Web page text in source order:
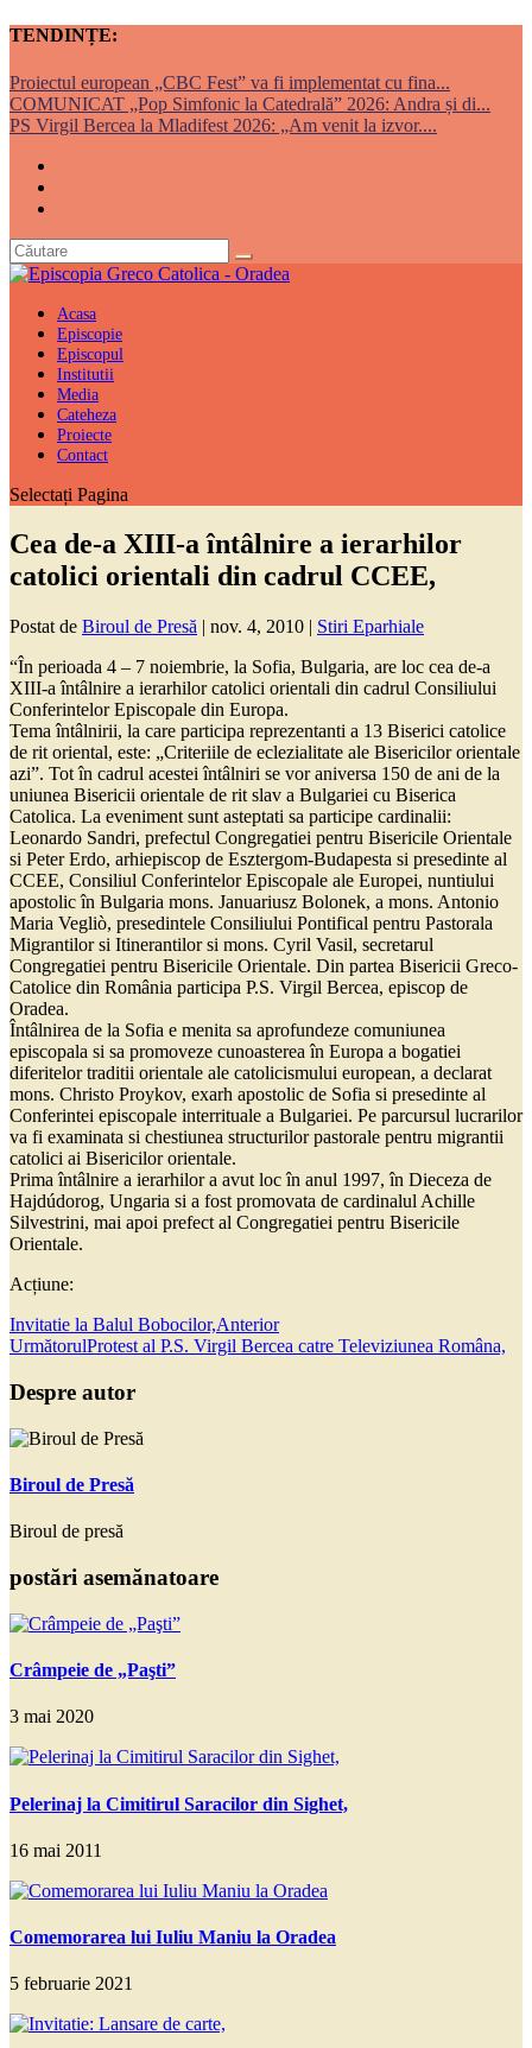
TENDINȚE:
Proiectul european „CBC Fest” va fi implementat cu fina...
COMUNICAT „Pop Simfonic la Catedrală” 2026: Andra și di...
PS Virgil Bercea la Mladifest 2026: „Am venit la izvor....
Acasa
Episcopie
Episcopul
Institutii
Media
Cateheza
Proiecte
Contact
Selectați Pagina
Cea de-a XIII-a întâlnire a ierarhilor
catolici orientali din cadrul CCEE,
Postat de Biroul de Presă | nov. 4, 2010 | Stiri Eparhiale
“În perioada 4 – 7 noiembrie, la Sofia, Bulgaria, are loc cea de-a
XIII-a întâlnire a ierarhilor catolici orientali din cadrul Consiliului
Conferintelor Episcopale din Europa.
Tema întâlnirii, la care participa reprezentanti a 13 Biserici catolice
de rit oriental, este: „Criteriile de eclezialitate ale Bisericilor orientale
azi”. Tot în cadrul acestei întâlniri se vor aniversa 150 de ani de la
uniunea Bisericii orientale de rit slav a Bulgariei cu Biserica
Catolica. La eveniment sunt asteptati sa participe cardinalii:
Leonardo Sandri, prefectul Congregatiei pentru Bisericile Orientale
si Peter Erdo, arhiepiscop de Esztergom-Budapesta si presedinte al
CCEE, Consiliul Conferintelor Episcopale ale Europei, nuntiului
apostolic în Bulgaria mons. Januariusz Bolonek, a mons. Antonio
Maria Vegliò, presedintele Consiliului Pontifical pentru Pastorala
Migrantilor si Itinerantilor si mons. Cyril Vasil, secretarul
Congregatiei pentru Bisericile Orientale. Din partea Bisericii Greco-
Catolice din România participa P.S. Virgil Bercea, episcop de
Oradea.
Întâlnirea de la Sofia e menita sa aprofundeze comuniunea
episcopala si sa promoveze cunoasterea în Europa a bogatiei
diferitelor traditii orientale ale catolicismului european, a declarat
mons. Christo Proykov, exarh apostolic de Sofia si presedinte al
Conferintei episcopale interrituale a Bulgariei. Pe parcursul lucrarilor
va fi examinata si chestiunea structurilor pastorale pentru migrantii
catolici ai Bisericilor orientale.
Prima întâlnire a ierarhilor a avut loc în anul 1997, în Dieceza de
Hajdúdorog, Ungaria si a fost promovata de cardinalul Achille
Silvestrini, mai apoi prefect al Congregatiei pentru Bisericile
Orientale.
Acțiune:
Invitatie la Balul Bobocilor,Anterior
UrmătorulProtest al P.S. Virgil Bercea catre Televiziunea Româna,
Despre autor
Biroul de Presă
Biroul de presă
postări asemănatoare
Crâmpeie de „Paşti”
3 mai 2020
Pelerinaj la Cimitirul Saracilor din Sighet,
16 mai 2011
Comemorarea lui Iuliu Maniu la Oradea
5 februarie 2021